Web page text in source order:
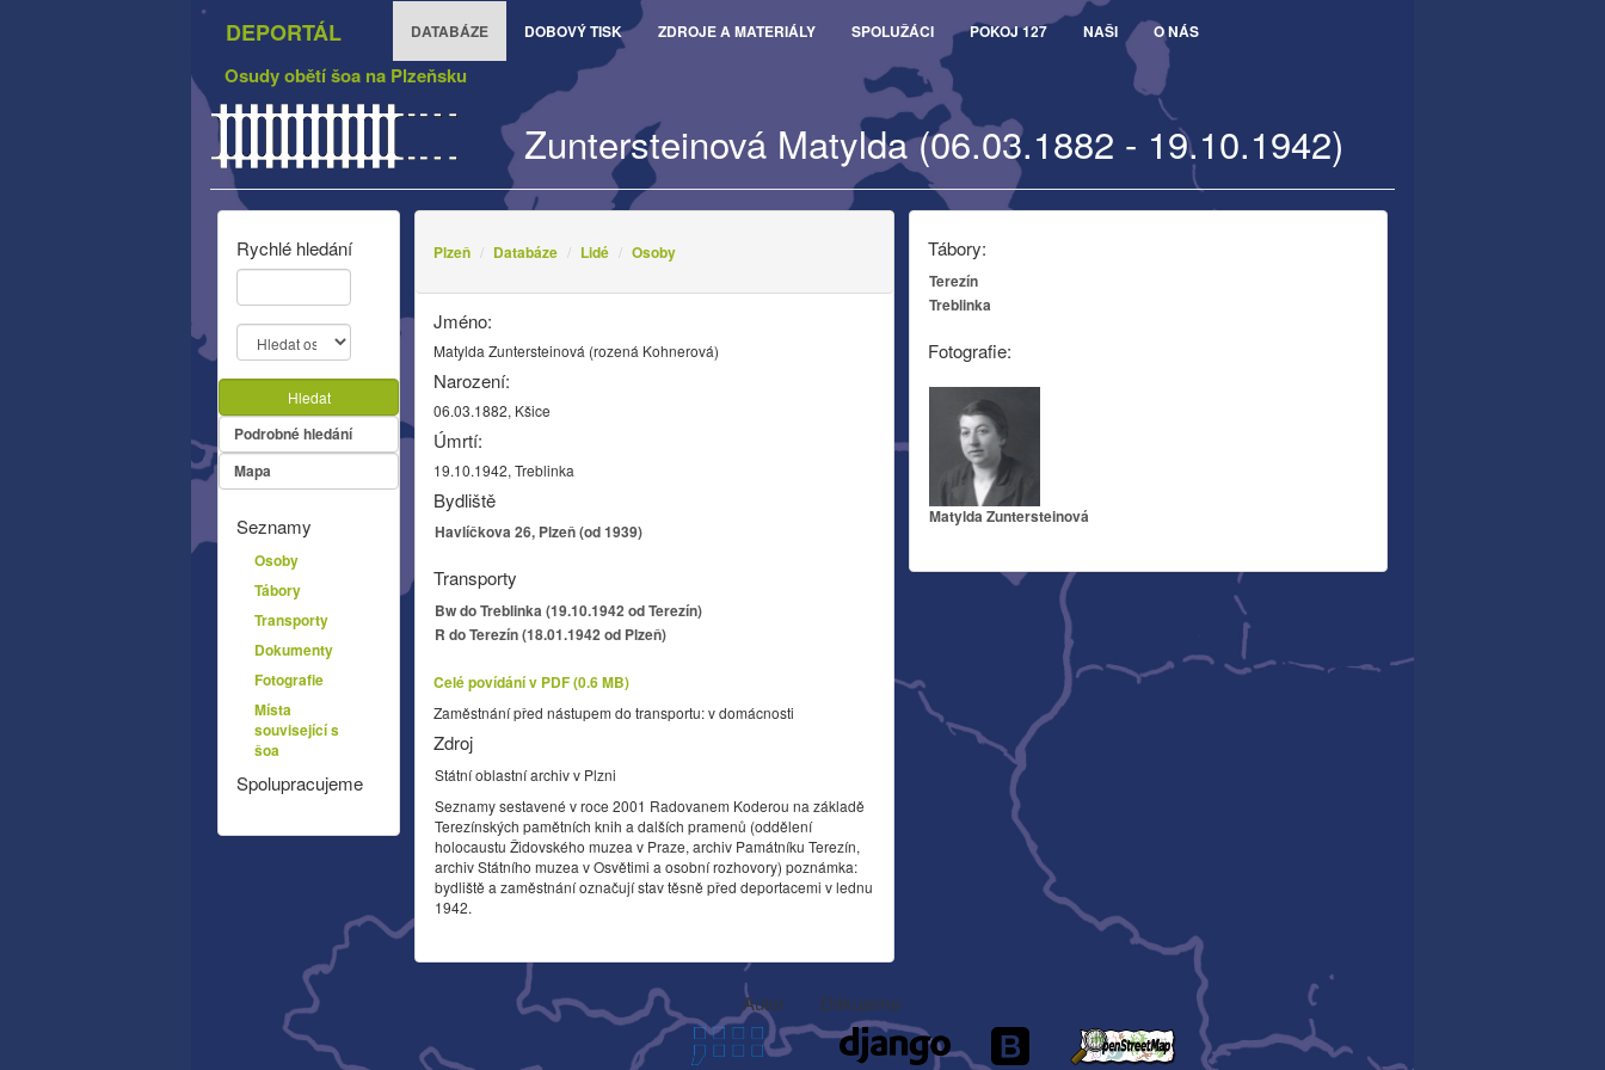
DEPORTÁL DATABÁZE DOBOVÝ TISK ZDROJE A MATERIÁLY SPOLUŽÁCI POKOJ 127 NAŠI O NÁS
Osudy obětí šoa na Plzeňsku
Zuntersteinová Matylda (06.03.1882 - 19.10.1942)
Tábory:
Terezín
Treblinka
Fotografie:
Matylda Zuntersteinová
Plzeň Databáze Lidé Osoby
Jméno:
Matylda Zuntersteinová (rozená Kohnerová)
Narození:
06.03.1882, Kšice
Úmrtí:
19.10.1942, Treblinka
Bydliště
Havlíčkova 26, Plzeň (od 1939)
Transporty
Bw do Treblinka (19.10.1942 od Terezín)
R do Terezín (18.01.1942 od Plzeň)
Celé povídání v PDF (0.6 MB)
Zaměstnání před nástupem do transportu: v domácnosti
Zdroj
Státní oblastní archiv v Plzni
Seznamy sestavené v roce 2001 Radovanem Koderou na základě
Terezínských pamětních knih a dalších pramenů (oddělení
holocaustu Židovského muzea v Praze, archiv Památníku Terezín,
archiv Státního muzea v Osvětimi a osobní rozhovory) poznámka:
bydliště a zaměstnání označují stav těsně před deportacemi v lednu
1942.
Rychlé hledání
Hledat
Podrobné hledání
Mapa
Seznamy
Osoby
Tábory
Transporty
Dokumenty
Fotografie
Místa
související s
šoa
Spolupracujeme
Autor Děkujeme